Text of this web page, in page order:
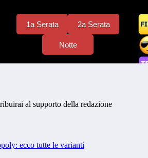
al supporto della redazione
ecco tutte le varianti